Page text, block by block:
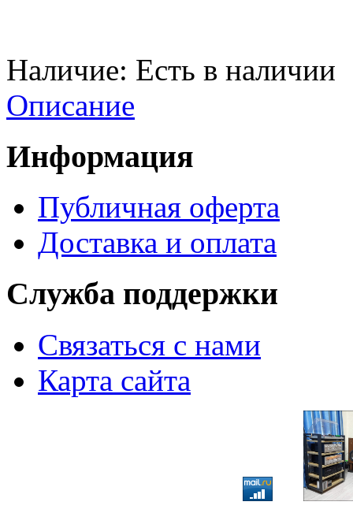
Наличие: Есть в наличии
Описание
Информация
Публичная оферта
Доставка и оплата
Служба поддержки
Связаться с нами
Карта сайта